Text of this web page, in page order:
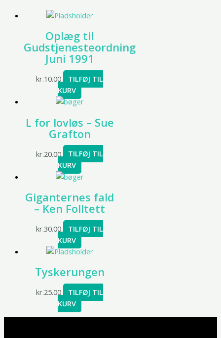
Oplæg til
Gudstjenesteordning
Juni 1991
kr.10.00
TILFØJ TIL
KURV
L for lovløs – Sue
Grafton
kr.20.00
TILFØJ TIL
KURV
Giganternes fald
– Ken Folltett
kr.30.00
TILFØJ TIL
KURV
Tyskerungen
kr.25.00
TILFØJ TIL
KURV